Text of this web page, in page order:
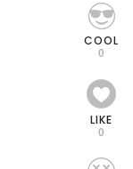
COOL
0
LIKE
0